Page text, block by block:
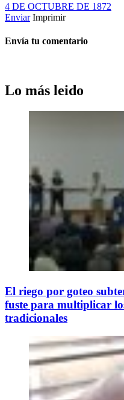
4 DE OCTUBRE DE 1872
Enviar Imprimir
Envía tu comentario
Lo más leido
El riego por goteo
fuste para multiplicar
tradicionales